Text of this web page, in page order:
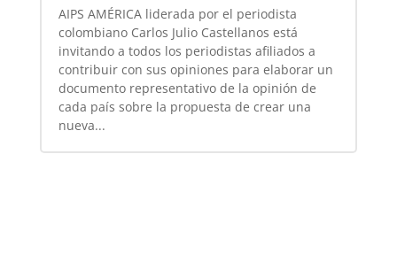
AIPS AMÉRICA liderada por el periodista
colombiano Carlos Julio Castellanos está
invitando a todos los periodistas afiliados a
contribuir con sus opiniones para elaborar un
documento representativo de la opinión de
cada país sobre la propuesta de crear una
nueva...